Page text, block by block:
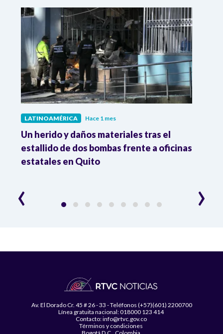
LATINOAMÉRICA Hace 1 mes
Un herido y daños materiales tras el
estallido de dos bombas frente a oficinas
estatales en Quito
‹ ›
Av. El Dorado Cr. 45 # 26 - 33 - Teléfonos (+57)(601) 2200700
Línea gratuita nacional: 018000 123 414
Contacto: info@rtvc.gov.co
Términos y condiciones